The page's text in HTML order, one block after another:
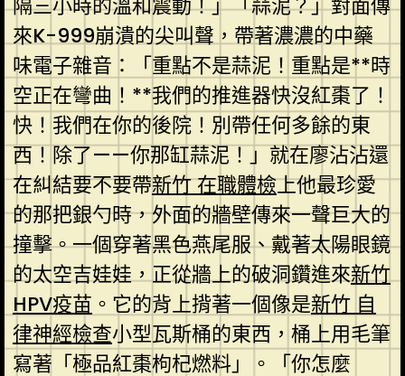
隔三小時的溫和震動！」「蒜泥？」對面傳
來K-999崩潰的尖叫聲，帶著濃濃的中藥
味電子雜音：「重點不是蒜泥！重點是**時
空正在彎曲！**我們的推進器快沒紅棗了！
快！我們在你的後院！別帶任何多餘的東
西！除了——你那缸蒜泥！」就在廖沾沾還
在糾結要不要帶新竹 在職體檢上他最珍愛
的那把銀勺時，外面的牆壁傳來一聲巨大的
撞擊。一個穿著黑色燕尾服、戴著太陽眼鏡
的太空吉娃娃，正從牆上的破洞鑽進來新竹
HPV疫苗 。它的背上揹著一個像是新竹 自
律神經檢查小型瓦斯桶的東西，桶上用毛筆
寫著「極品紅棗枸杞燃料」。「你怎麼